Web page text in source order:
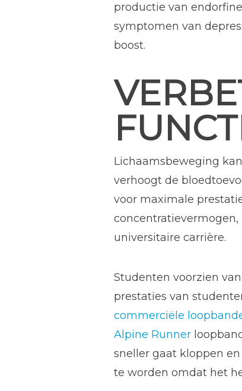
productie van
symptomen van
boost.
Lichaamsbeweging
verhoogt de
voor maximale
universitaire carrière.
Studenten voorzien
prestaties van
commerciële
Alpine Runner
sneller gaat kloppen
te worden omdat het